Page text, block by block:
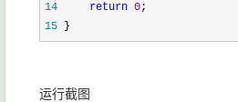
14
return 0
15 }
运行截图